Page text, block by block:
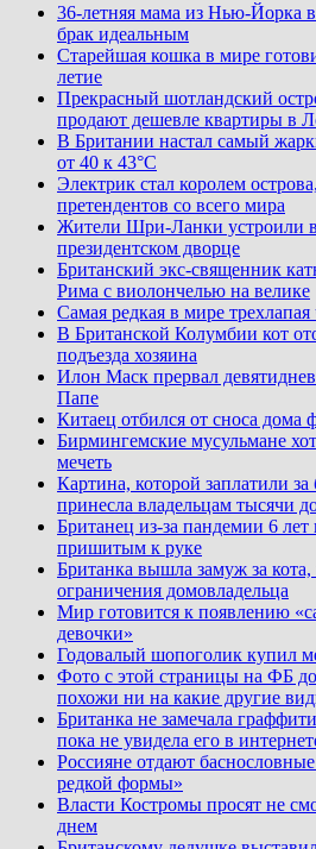
36-летняя мама из Нью-Йорка
брак идеальным
Старейшая кошка в мире
летие
Прекрасный шотландский
продают дешевле квартиры в
В Британии настал самый
от 40 к 43°C
Электрик стал королем
претендентов со всего мира
Жители Шри-Ланки устроили
президентском дворце
Британский экс-священник
Рима с виолончелью на велике
Самая редкая в мире
В Британской Колумбии кот
подъезда хозяина
Илон Маск прервал
Папе
Китаец отбился от сноса дома
Бирмингемские мусульмане
мечеть
Картина, которой заплатили
принесла владельцам тысячи
Британец из-за пандемии 6
пришитым к руке
Британка вышла замуж за
ограничения домовладельца
Мир готовится к появлению
девочки»
Годовалый шопоголик купил
Фото с этой страницы на ФБ
похожи ни на какие другие
Британка не замечала
пока не увидела его в
Россияне отдают
редкой формы»
Власти Костромы просят не
днем